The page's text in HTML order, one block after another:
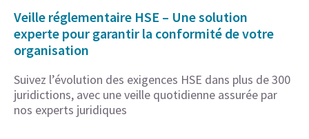
Veille réglementaire HSE – Une solution
experte pour garantir la conformité de votre
organisation
Suivez l’évolution des exigences HSE dans plus de 300
juridictions, avec une veille quotidienne assurée par
nos experts juridiques